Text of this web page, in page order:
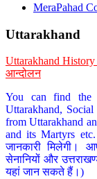
MeraPahad
Uttarakhand
Uttarakhand History
आन्दोलन
You can find the
Uttarakhand,
from Uttarakhand
and its Martyrs
जानकारी मिलेगी।
सेनानियों और
यहां जान सकते हैं।)